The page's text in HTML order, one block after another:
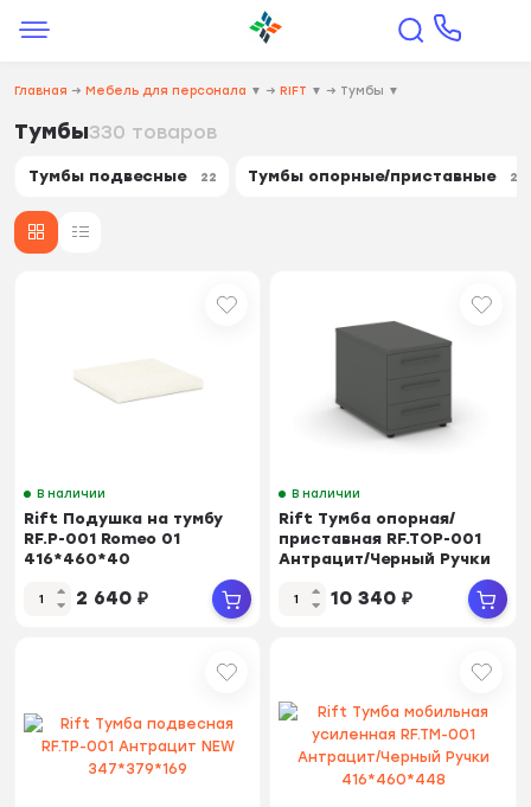
Главная → Мебель для персонала ▼ → RIFT ▼ → Тумбы ▼
Тумбы330 товаров
Тумбы подвесные 22 Тумбы опорные/приставные
В наличии
Rift Подушка на тумбу
RF.P-001 Romeo 01
416*460*40
2 640 ₽
В наличии
Rift Тумба опорная/
приставная RF.TOP-001
Антрацит/Черный Ручки
10 340 ₽